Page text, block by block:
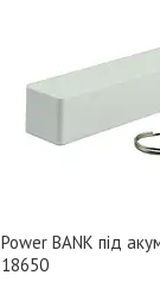
Power BANK під
18650